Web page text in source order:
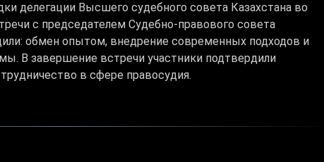
делегации Высшего судебного совета Казахстана во
с председателем Судебно-правового совета
обмен опытом, внедрение современных подходов и
В завершение встречи участники подтвердили
в сфере правосудия.